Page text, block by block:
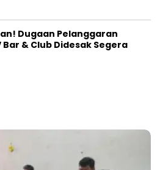
Dugaan Pelanggaran
& Club Didesak Segera